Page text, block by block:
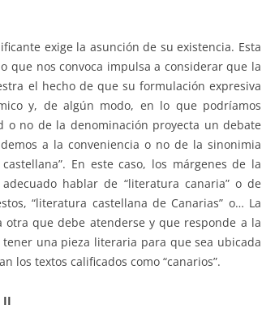
exige la asunción de su existencia. Esta
que nos convoca impulsa a considerar que la
el hecho de que su formulación expresiva
y, de algún modo, en lo que podríamos
o no de la denominación proyecta un debate
a la conveniencia o no de la sinonimia
En este caso, los márgenes de la
hablar de “literatura canaria” o de
“literatura castellana de Canarias” o… La
que debe atenderse y que responde a la
una pieza literaria para que sea ubicada
los textos calificados como “canarios”.
II